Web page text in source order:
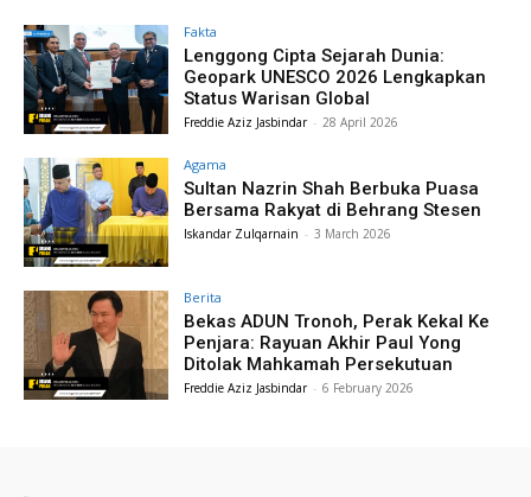
Fakta
Lenggong Cipta Sejarah Dunia:
Geopark UNESCO 2026 Lengkapkan
Status Warisan Global
Freddie Aziz Jasbindar - 28 April 2026
Agama
Sultan Nazrin Shah Berbuka Puasa
Bersama Rakyat di Behrang Stesen
Iskandar Zulqarnain - 3 March 2026
Berita
Bekas ADUN Tronoh, Perak Kekal Ke
Penjara: Rayuan Akhir Paul Yong
Ditolak Mahkamah Persekutuan
Freddie Aziz Jasbindar - 6 February 2026